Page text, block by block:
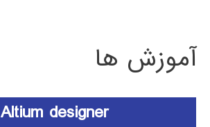
آموزش ها
Altium designer